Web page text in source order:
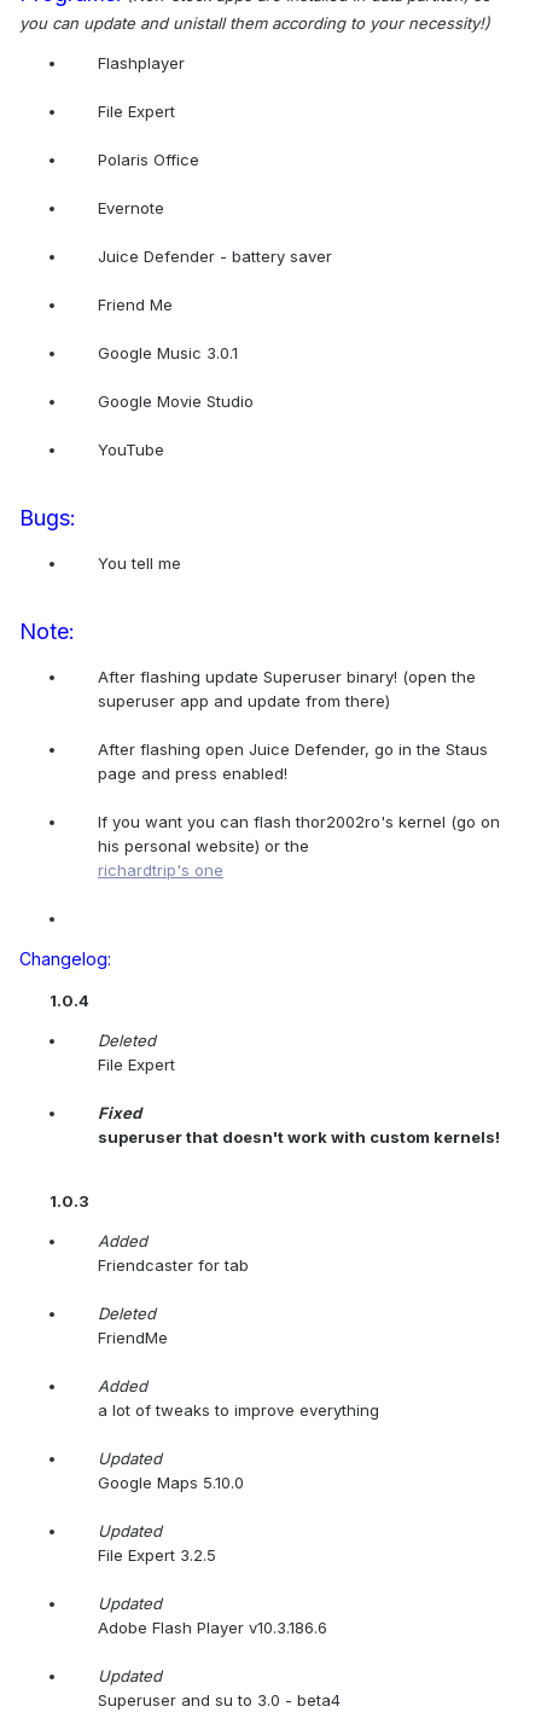
you can update and unistall them according to your necessity!)
Flashplayer
File Expert
Polaris Office
Evernote
Juice Defender - battery saver
Friend Me
Google Music 3.0.1
Google Movie Studio
YouTube
Bugs:
You tell me
Note:
After flashing update Superuser binary! (open the
superuser app and update from there)
After flashing open Juice Defender, go in the Staus
page and press enabled!
If you want you can flash thor2002ro's kernel (go on
his personal website) or the
richardtrip's one
Changelog:
1.0.4
Deleted
File Expert
Fixed
superuser that doesn't work with custom kernels!
1.0.3
Added
Friendcaster for tab
Deleted
FriendMe
Added
a lot of tweaks to improve everything
Updated
Google Maps 5.10.0
Updated
File Expert 3.2.5
Updated
Adobe Flash Player v10.3.186.6
Updated
Superuser and su to 3.0 - beta4